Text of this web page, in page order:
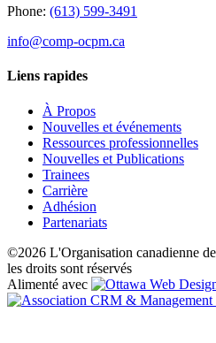
Phone: (613) 599-3491
info@comp-ocpm.ca
Liens rapides
À Propos
Nouvelles et événements
Ressources professionnelles
Nouvelles et Publications
Trainees
Carrière
Adhésion
Partenariats
©2026 L'Organisation canadienne
les droits sont réservés
Alimenté avec